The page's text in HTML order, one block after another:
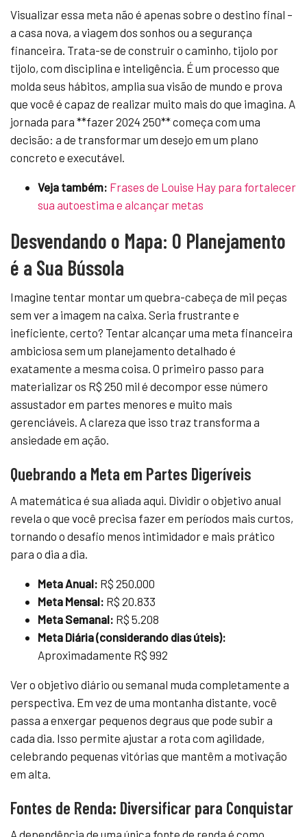
Visualizar essa meta não é apenas sobre o destino final –
a casa nova, a viagem dos sonhos ou a segurança
financeira. Trata-se de construir o caminho, tijolo por
tijolo, com disciplina e inteligência. É um processo que
molda seus hábitos, amplia sua visão de mundo e prova
que você é capaz de realizar muito mais do que imagina. A
jornada para **fazer 2024 250** começa com uma
decisão: a de transformar um desejo em um plano
concreto e executável.
Veja também: Frases de Louise Hay para fortalecer
sua autoestima e alcançar metas
Desvendando o Mapa: O Planejamento
é a Sua Bússola
Imagine tentar montar um quebra-cabeça de mil peças
sem ver a imagem na caixa. Seria frustrante e
ineficiente, certo? Tentar alcançar uma meta financeira
ambiciosa sem um planejamento detalhado é
exatamente a mesma coisa. O primeiro passo para
materializar os R$ 250 mil é decompor esse número
assustador em partes menores e muito mais
gerenciáveis. A clareza que isso traz transforma a
ansiedade em ação.
Quebrando a Meta em Partes Digeríveis
A matemática é sua aliada aqui. Dividir o objetivo anual
revela o que você precisa fazer em períodos mais curtos,
tornando o desafio menos intimidador e mais prático
para o dia a dia.
Meta Anual: R$ 250.000
Meta Mensal: R$ 20.833
Meta Semanal: R$ 5.208
Meta Diária (considerando dias úteis):
Aproximadamente R$ 992
Ver o objetivo diário ou semanal muda completamente a
perspectiva. Em vez de uma montanha distante, você
passa a enxergar pequenos degraus que pode subir a
cada dia. Isso permite ajustar a rota com agilidade,
celebrando pequenas vitórias que mantêm a motivação
em alta.
Fontes de Renda: Diversificar para Conquistar